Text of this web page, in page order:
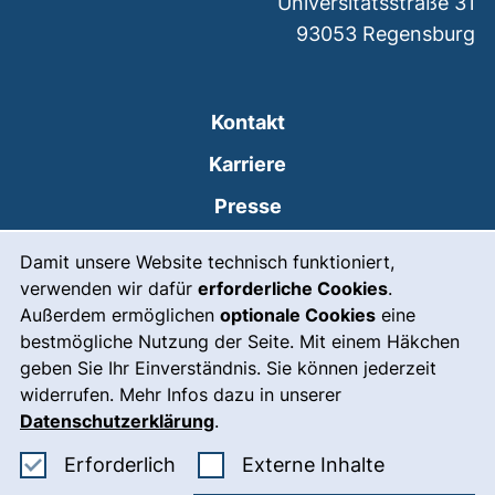
Damit unsere Website technisch funktioniert,
verwenden wir dafür erforderliche Cookies.
Außerdem ermöglichen optionale Cookies eine
bestmögliche Nutzung der Seite. Mit einem Häkchen
geben Sie Ihr Einverständnis. Sie können jederzeit
widerrufen. Mehr Infos dazu in unserer
Datenschutzerklärung.
Erforderlich Erforderliche Cookies akzeptieren
Externe Inhalte: Externe
Kontakt
Karriere
Presse
Leichte Sprache
Gebärdensprache
Notfall(externer Link, öffnet
Impressum
Barrierefreiheit
93053 Regensburg